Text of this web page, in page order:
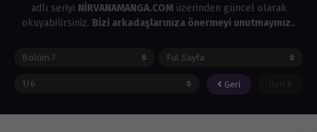
adlı seriyi NİRVANAMANGA.COM üzerinden güncel olarak
okuyabilirsiniz. Bizi arkadaşlarınıza önermeyi unutmayınız..
Geri